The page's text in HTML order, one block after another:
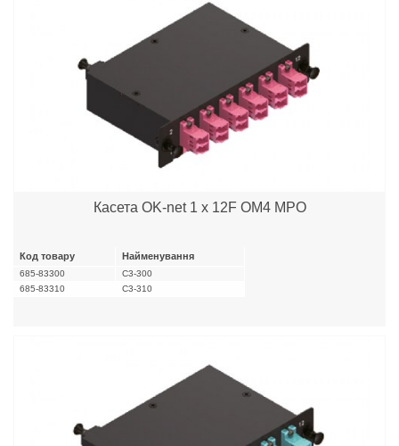
Касета OK-net 1 x 12F OM4 MPO
Код товару Найменування
685-83300
C3-300
685-83310
C3-310